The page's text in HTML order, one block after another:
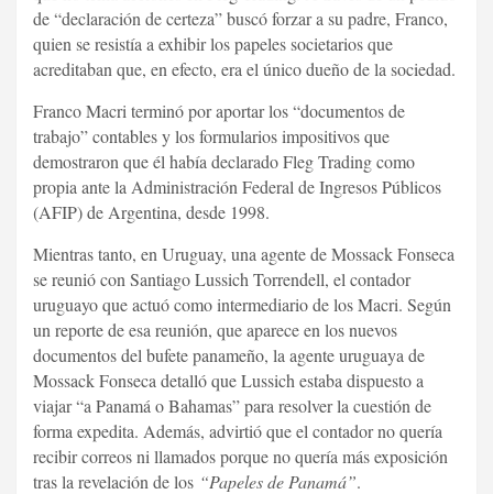
de “declaración de certeza” buscó forzar a su padre, Franco,
quien se resistía a exhibir los papeles societarios que
acreditaban que, en efecto, era el único dueño de la sociedad.
Franco Macri terminó por aportar los “documentos de
trabajo” contables y los formularios impositivos que
demostraron que él había declarado Fleg Trading como
propia ante la Administración Federal de Ingresos Públicos
(AFIP) de Argentina, desde 1998.
Mientras tanto, en Uruguay, una agente de Mossack Fonseca
se reunió con Santiago Lussich Torrendell, el contador
uruguayo que actuó como intermediario de los Macri. Según
un reporte de esa reunión, que aparece en los nuevos
documentos del bufete panameño, la agente uruguaya de
Mossack Fonseca detalló que Lussich estaba dispuesto a
viajar “a Panamá o Bahamas” para resolver la cuestión de
forma expedita. Además, advirtió que el contador no quería
recibir correos ni llamados porque no quería más exposición
tras la revelación de los “Papeles de Panamá”.